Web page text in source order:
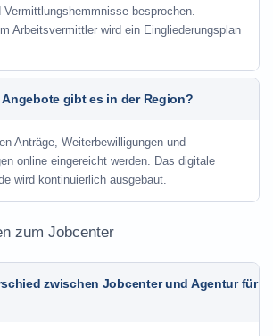
besprochen.
Arbeitsvermittler wird ein Eingliederungsplan
gibt es in der Region?
Anträge, Weiterbewilligungen und
online eingereicht werden. Das digitale
wird kontinuierlich ausgebaut.
zum Jobcenter
zwischen Jobcenter und Agentur für